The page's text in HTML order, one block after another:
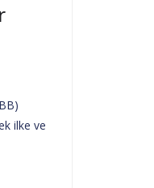
ilke ve